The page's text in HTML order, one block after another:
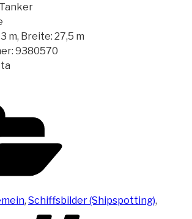
m, Breite: 27,5 m
9380570
, Schiffsbilder (Shipspotting),